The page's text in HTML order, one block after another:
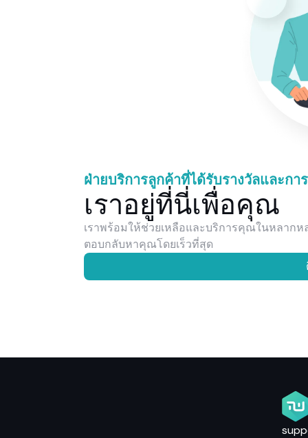
ฝ่ายบริการลูกค้าที่ได้รับรางวัลและกา
เราอยู่ที่นี่เพื่อคุณ
เราพร้อมให้ช่วยเหลือและบริการคุณในหลากห
ตอบกลับหาคุณโดยเร็วที่สุด